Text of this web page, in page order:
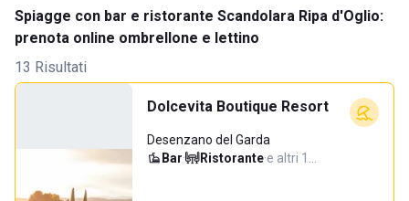
Spiagge con bar e ristorante Scandolara Ripa d'Oglio:
prenota online ombrellone e lettino
13 Risultati
Dolcevita Boutique Resort
Desenzano del Garda
Bar· Ristorante·e altri 1…